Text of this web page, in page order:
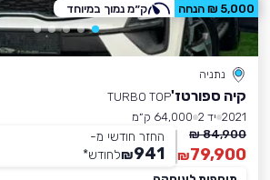
נתניה
קיה ספורטז'TURBO TOP
2021 יד 2
64,000 ק״מ
84,900 ₪
79,900
₪
החזר חודשי מ-
941
₪לחודש*
5,000 ₪ הנחה ק״מ נמוך במיוחד